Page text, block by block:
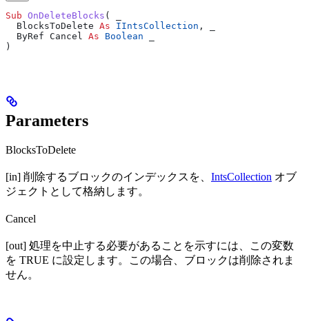
Sub OnDeleteBlocks (
  BlocksToDelete
As IIntsCollection ,
  ByRef Cancel
As Boolean
)
Parameters
BlocksToDelete
[in] 削除するブロックのインデックスを、 IntsCollection オブ
ジェクトとして格納します。
Cancel
[out] 処理を中止する必要があることを示すには、この変数
を TRUE に設定します。この場合、ブロックは削除されま
せん。